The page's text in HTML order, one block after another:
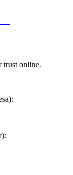
trust online.
:
: